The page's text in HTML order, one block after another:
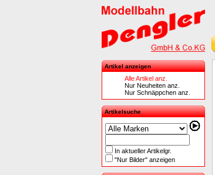
Artikel anzeigen
Alle Artikel anz.
Nur Neuheiten anz.
Nur Schnäppchen anz.
Artikelsuche
In aktueller Artikelgr.
"Nur Bilder" anzeigen